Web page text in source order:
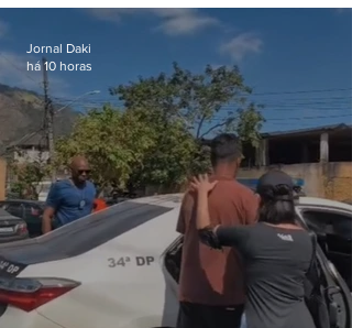
foragido
Jornal Daki
há 10 horas